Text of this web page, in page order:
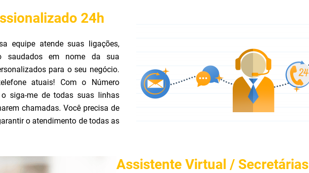
24h
equipe atende suas ligações,
saudados em nome da sua
para o seu negócio.
atuais! Com o Número
siga-me de todas suas linhas
chamadas. Você precisa de
o atendimento de todas as
Assistente Virtual / Secretárias